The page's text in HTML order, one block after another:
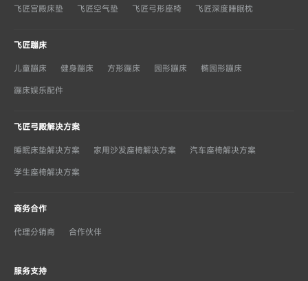
飞匠宫殿床垫 飞匠空气垫 飞匠弓形座椅 飞匠深度睡眠枕
飞匠蹦床
儿童蹦床 健身蹦床 方形蹦床 园形蹦床
椭园形蹦床
蹦床娱乐配件
飞匠弓殿解决方案
睡眠床垫解决方案 家用沙发座椅解决方案
汽车座椅解决方案
学生座椅解决方案
商务合作
代理分销商 合作伙伴
服务支持